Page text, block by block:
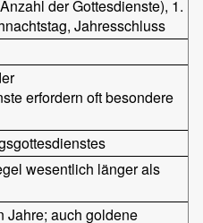
der Gottesdienste), 1.
Jahresschluss
erfordern oft besondere
wesentlich länger als
Jahre; auch goldene